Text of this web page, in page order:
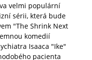
velmi populární
sérii, která bude
"The Shrink Next
komedií
Isaaca "Ike"
pacienta